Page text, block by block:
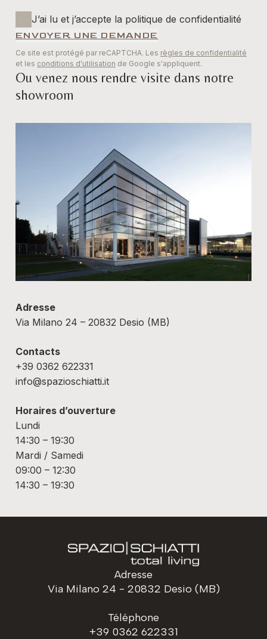
J’ai lu et j’accepte la politique de confidentialité
ENVOYER UNE DEMANDE
Ce site est protégé par reCAPTCHA. Les règles de confidentialité
et les conditions d'utilisation de Google s'appliquent.
Ou venez nous rendre visite dans notre
showroom
Adresse
Via Milano 24 – 20832 Desio (MB)
Contacts
+39 0362 622331
info@spazioschiatti.it
Horaires d’ouverture
Lundi
14:30 – 19:30
Mardi / Samedi
09:00 – 12:30
14:30 – 19:30
Adresse
Via Milano 24 - 20832 Desio (MB)
Téléphone
+39 0362 622331